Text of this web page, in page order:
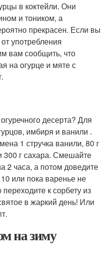
в коктейли. Они
и тоником, а
прекрасен. Если вы
употребления
вам сообщить, что
на огурце и мяте с
десерта? Для
имбиря и ванили .
1 стручка ванили, 80 г
300 г сахара. Смешайте
2 часа, а потом доведите
или пока варенье не
к сорбету из
в жаркий день! Или
на зиму